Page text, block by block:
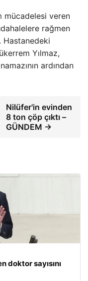
mücadelesi veren
rağmen
Hastanedeki
Yılmaz,
ardından
Nilüfer'in evinden
8 ton çöp çıktı –
GÜNDEM →
doktor sayısını